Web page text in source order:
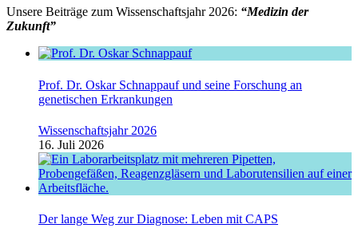
Unsere Beiträge zum Wissenschaftsjahr 2026: “Medizin der
Zukunft”
Prof. Dr. Oskar Schnappauf und seine Forschung an
genetischen Erkrankungen
Wissenschaftsjahr 2026
16. Juli 2026
Der lange Weg zur Diagnose: Leben mit CAPS